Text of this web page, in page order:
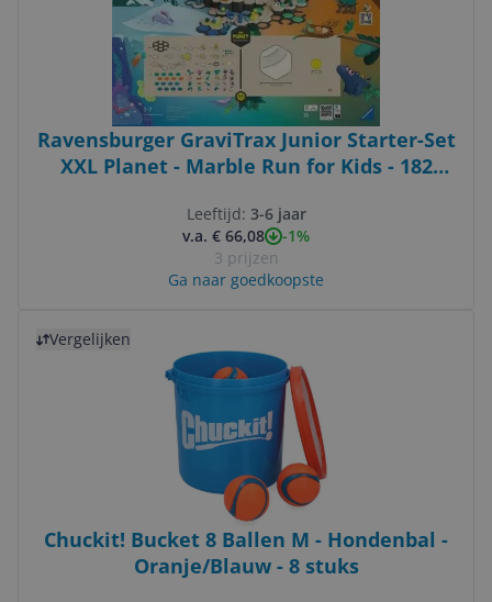
Ravensburger GraviTrax Junior Starter-Set
XXL Planet - Marble Run for Kids - 182
Leeftijd: 3-6 jaar
v.a. € 66,08
-1%
3 prijzen
Ga naar goedkoopste
Vergelijken
Chuckit! Bucket 8 Ballen M - Hondenbal -
Oranje/Blauw - 8 stuks